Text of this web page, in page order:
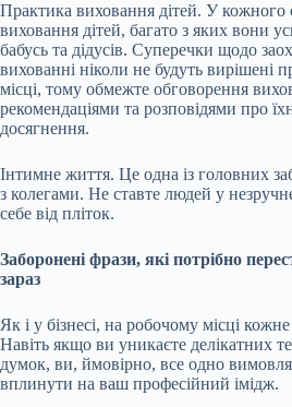
Практика виховання дітей. У кожного
виховання дітей, багато з яких вони
бабусь та дідусів. Суперечки щодо
вихованні ніколи не будуть вирішені
місці, тому обмежте обговорення
рекомендаціями та розповідями про
досягнення.
Інтимне життя. Це одна із головних
з колегами. Не ставте людей у
себе від пліток.
Заборонені фрази, які потрібно
зараз
Як і у бізнесі, на робочому місці
Навіть якщо ви уникаєте делікатних
думок, ви, ймовірно, все одно
вплинути на ваш професійний імідж.